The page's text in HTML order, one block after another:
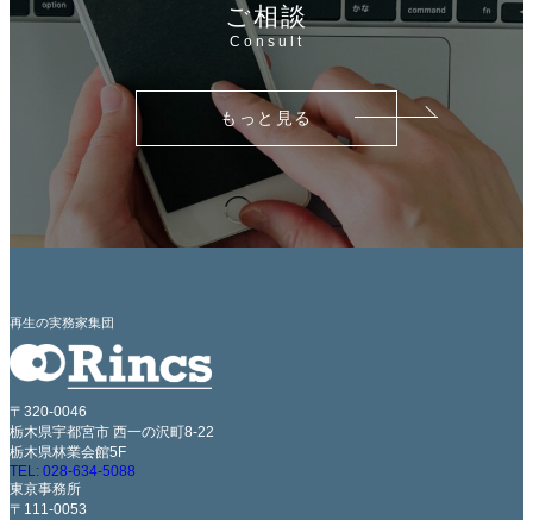
ご相談
Consult
もっと見る
再生の実務家集団
〒320-0046
栃木県宇都宮市 西一の沢町8-22
栃木県林業会館5F
TEL: 028-634-5088
東京事務所
〒111-0053